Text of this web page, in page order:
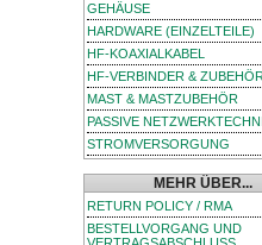
GEHÄUSE
HARDWARE (EINZELTEILE)
HF-KOAXIALKABEL
HF-VERBINDER &
MAST & MASTZUBEHÖR
PASSIVE
STROMVERSORGUNG
MEHR ÜBER...
RETURN POLICY / RMA
BESTELLVORGANG UND